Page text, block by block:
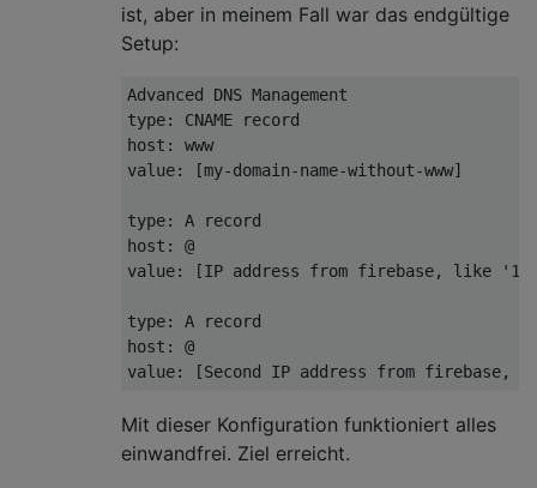
ist, aber in meinem Fall war das endgültige
Setup:
Advanced DNS Management
type: CNAME record
host: www
value: [my-domain-name-without-www]
type: A record
host: @
value: [IP address from firebase, like
type: A record
host: @
Mit dieser Konfiguration funktioniert alles
einwandfrei. Ziel erreicht.